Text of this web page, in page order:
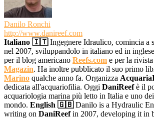
Danilo Ronchi
http://www.danireef.com
Italiano 🇮🇹Ingegnere Idraulico, comincia a
nel 2007, sviluppandolo in italiano ed in
per il blog americano Reefs.com e per la rivista
Magazin. Ha inoltre pubblicato il suo primo
Marino qualche anno fa. Organizza
dedicata all'acquariofilia. Oggi DaniReefè il
acquariologia marina più letto in Italia e uno
mondo. English 🇬🇧Danilo is a Hydraulic
writing on DaniReefin 2007, developing it in